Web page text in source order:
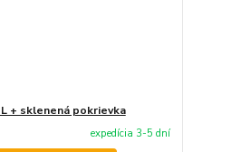
+ sklenená pokrievka
expedícia 3-5 dní